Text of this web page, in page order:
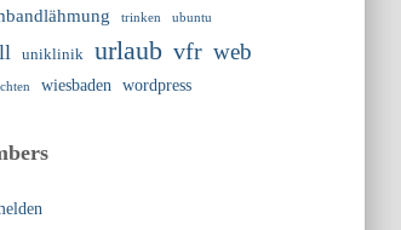
trinken ubuntu
uniklinik urlaub vfr web
wiesbaden wordpress